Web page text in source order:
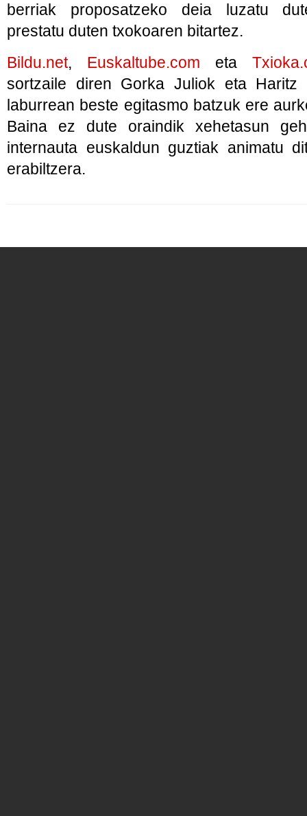
berriak proposatzeko deia luzatu
prestatu duten txokoaren bitartez.
Bildu.net, Euskaltube.com eta
sortzaile diren Gorka Juliok eta Haritz
laburrean beste egitasmo batzuk ere
Baina ez dute oraindik xehetasun
internauta euskaldun guztiak animatu
erabiltzera.